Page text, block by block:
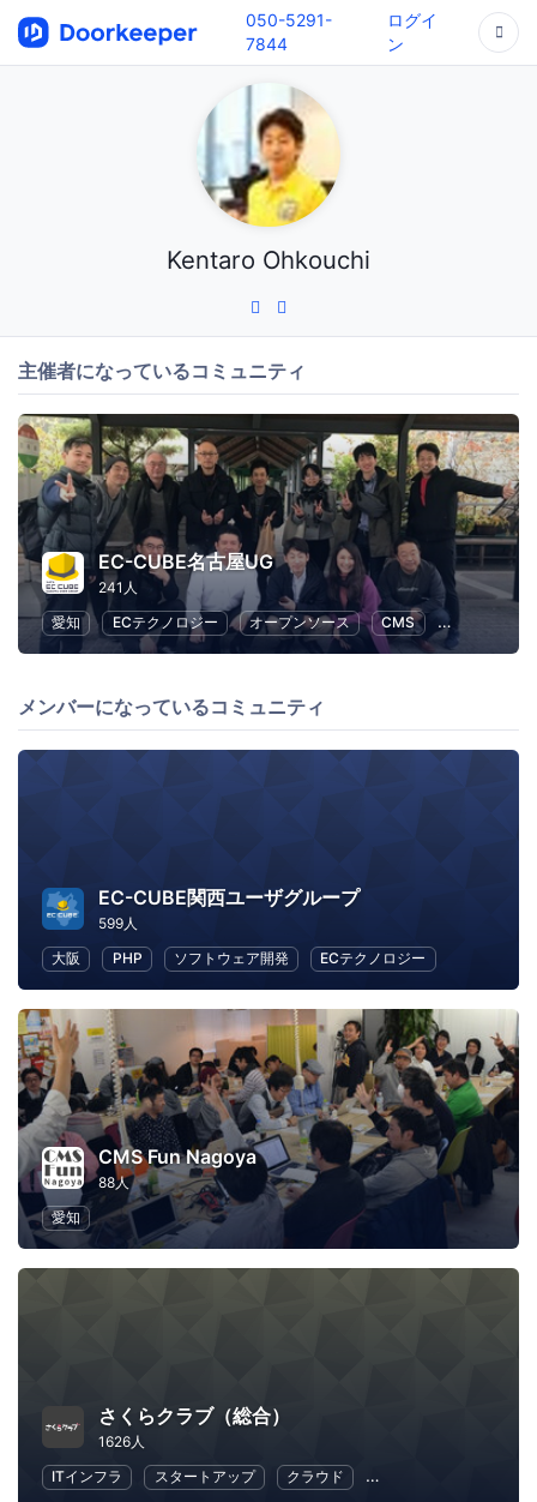
050-5291-
7844
ログイ
ン
Kentaro Ohkouchi
主催者になっているコミュニティ
EC-CUBE名古屋UG
241人
愛知
ECテクノロジー オープンソース CMS Web
メンバーになっているコミュニティ
EC-CUBE関西ユーザグループ
599人
大阪
PHP ソフトウェア開発 ECテクノロジー
CMS Fun Nagoya
88人
愛知
さくらクラブ（総合）
1626人
ITインフラ
スタートアップ クラウド 地域経済と地域社会